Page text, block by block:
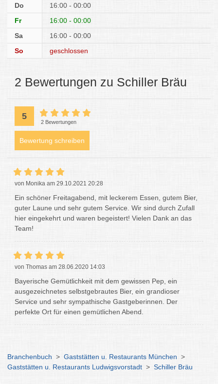
Do
16:00 - 00:00
Fr
16:00 - 00:00
Sa
16:00 - 00:00
So
geschlossen
2 Bewertungen zu Schiller Bräu
5
2 Bewertungen
Bewertung schreiben
von Monika am 29.10.2021 20:28
Ein schöner Freitagabend, mit leckerem Essen, gutem Bier,
guter Laune und sehr gutem Service. Wir sind durch Zufall
hier eingekehrt und waren begeistert! Vielen Dank an das
Team!
von Thomas am 28.06.2020 14:03
Bayerische Gemütlichkeit mit dem gewissen Pep, ein
ausgezeichnetes selbstgebrautes Bier, ein grandioser
Service und sehr sympathische Gastgeberinnen. Der
perfekte Ort für einen gemütlichen Abend.
Branchenbuch > Gaststätten u. Restaurants München >
Gaststätten u. Restaurants Ludwigsvorstadt > Schiller Bräu